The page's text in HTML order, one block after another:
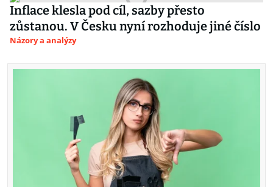
Inflace klesla pod cíl, sazby přesto
zůstanou. V Česku nyní rozhoduje jiné číslo
Názory a analýzy